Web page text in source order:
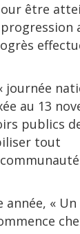
être
journée
au 13
publics
tout
année, «